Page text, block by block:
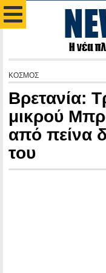
ΚΟΣΜΟΣ
Βρετανία:
μικρού
από πείνα
του